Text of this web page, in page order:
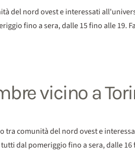
del nord ovest e interessati
fino a sera, dalle 15 fino alle 19.
vicino a
tra comunità del nord ovest e
dal pomeriggio fino a sera, dalle 16